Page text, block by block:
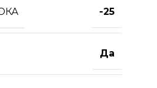
-25
Да